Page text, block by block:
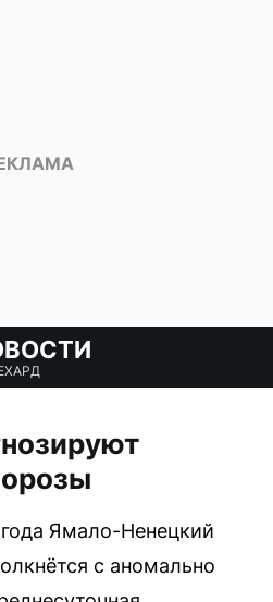
Ямало-Ненецкий
с аномально